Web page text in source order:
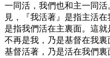
一同活，我們也和主一同
見，『我活著』是指主活在
是指我們活在主裏面。這就
不再是我，乃是基督在我
基督活著，乃是活在我們